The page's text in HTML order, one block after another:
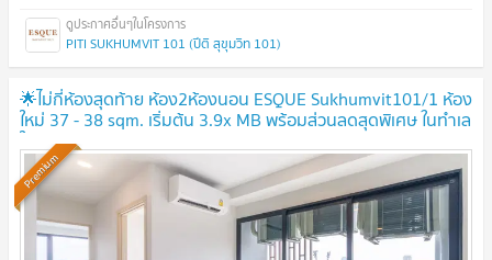
PITI SUKHUMVIT 101 (ปีติ สุขุมวิท 101)
🌟ไม่กี่ห้องสุดท้าย ห้อง2ห้องนอน ESQUE Sukhumvit101/1 ห้อง
ใหม่ 37 - 38 sqm. เริ่มต้น 3.9x MB พร้อมส่วนลดสุดพิเศษ ในทำเล
ใกล้BTS
Premium